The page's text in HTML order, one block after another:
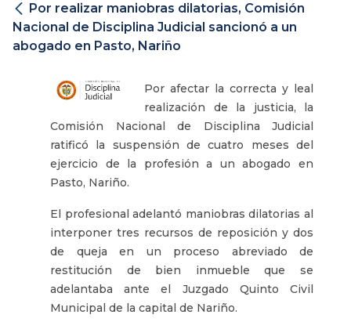
Por realizar maniobras dilatorias, Comisión
Nacional de Disciplina Judicial sancionó a un
abogado en Pasto, Nariño
Por afectar la correcta y leal
realización de la justicia, la
Comisión Nacional de Disciplina Judicial
ratificó la suspensión de cuatro meses del
ejercicio de la profesión a un abogado en
Pasto, Nariño.
El profesional adelantó maniobras dilatorias al
interponer tres recursos de reposición y dos
de queja en un proceso abreviado de
restitución de bien inmueble que se
adelantaba ante el Juzgado Quinto Civil
Municipal de la capital de Nariño.